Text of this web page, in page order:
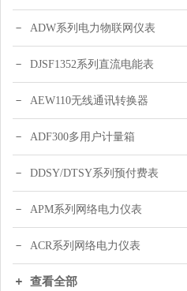
ADW系列电力物联网仪表
DJSF1352系列直流电能表
AEW110无线通讯转换器
ADF300多用户计量箱
DDSY/DTSY系列预付费表
APM系列网络电力仪表
ACR系列网络电力仪表
查看全部